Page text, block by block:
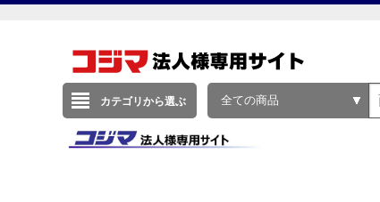
カテゴリから選ぶ 全ての商品